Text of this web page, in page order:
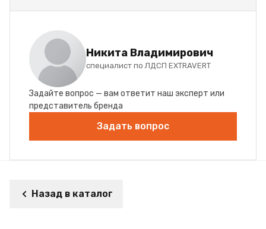
Никита Владимирович
специалист по ЛДСП EXTRAVERT
Задайте вопрос — вам ответит наш эксперт или
представитель бренда
Задать вопрос
Назад в каталог